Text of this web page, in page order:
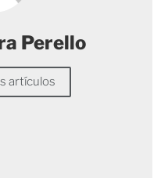
Perello
artículos